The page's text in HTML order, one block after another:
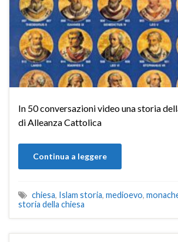
In 50 conversazioni video una storia
di Alleanza Cattolica
Continua a leggere
chiesa, Islam storia, medioevo,
storia della chiesa